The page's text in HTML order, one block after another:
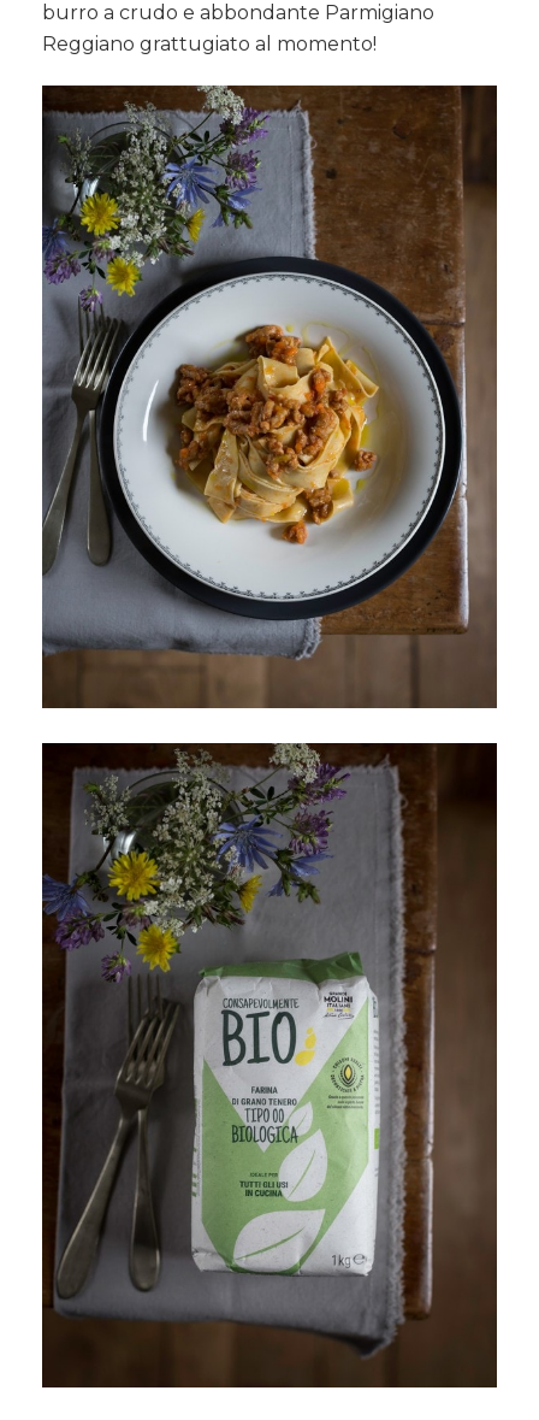
burro a crudo e abbondante Parmigiano
Reggiano grattugiato al momento!